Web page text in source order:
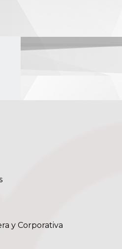
y Corporativa